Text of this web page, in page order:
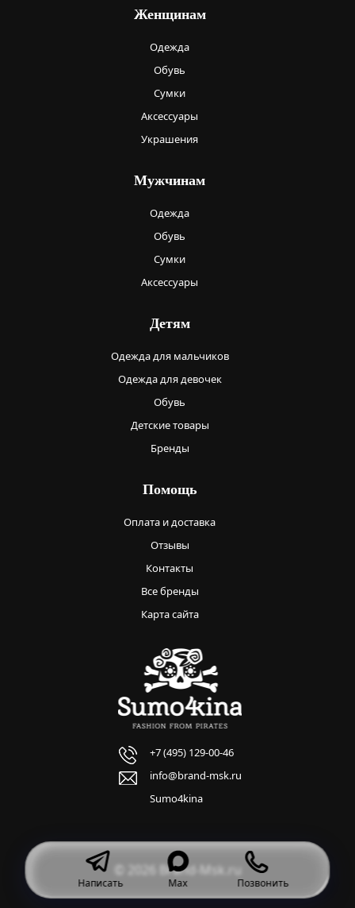
Женщинам
Одежда
Обувь
Сумки
Аксессуары
Украшения
Мужчинам
Одежда
Обувь
Сумки
Аксессуары
Детям
Одежда для мальчиков
Одежда для девочек
Обувь
Детские товары
Бренды
Помощь
Оплата и доставка
Отзывы
Контакты
Все бренды
Карта сайта
+7 (495) 129-00-46
info@brand-msk.ru
Sumo4kina
© 2026 Brand-Msk.ru
Написать Max Позвонить